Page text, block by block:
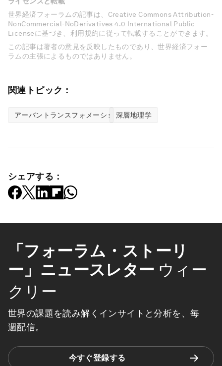
世界経済フォーラムの記事は、Creative Commons Attribution-
NonCommercial-NoDerivatives 4.0 International Public
Licenseに基づき、利用規約に従って転載することができます。
この記事は著者の意見を反映したものであり、世界経済フォー
ラムの主張によるものではありません。
関連トピック：
アーバントランスフォメーション深層地理学
シェアする：
「フォーラム・ストーリ
ー」ニュースレター ウィー
クリー
世界の課題を読み解くインサイトと分析を、毎
週配信。
今すぐ登録する